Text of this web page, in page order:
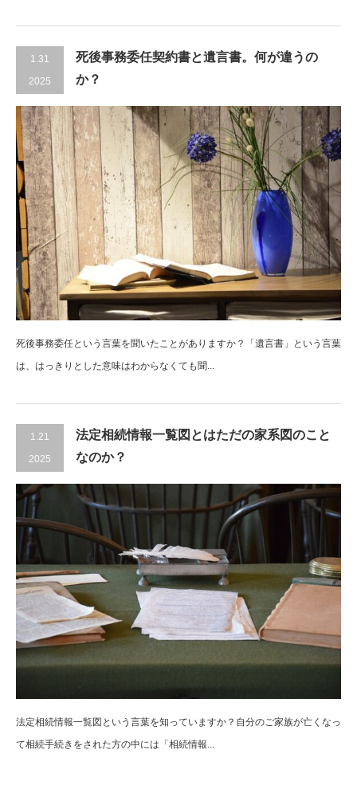
1.31
2025
死後事務委任契約書と遺言書。何が違うの
か？
死後事務委任という言葉を聞いたことがありますか？「遺言書」という言葉
は、はっきりとした意味はわからなくても聞...
1.21
2025
法定相続情報一覧図とはただの家系図のこと
なのか？
法定相続情報一覧図という言葉を知っていますか？自分のご家族が亡くなっ
て相続手続きをされた方の中には「相続情報...